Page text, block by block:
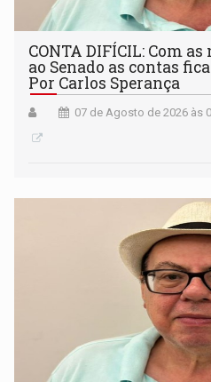
CONTA DIFÍCIL: Com
ao Senado as contas
Por Carlos Sperança
07 de Agosto de 2026 às